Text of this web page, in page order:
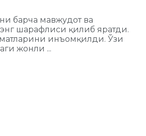
барча мавжудот ва
шарафлиси қилиб яратди.
инъомқилди. Ўзи
жонли ...